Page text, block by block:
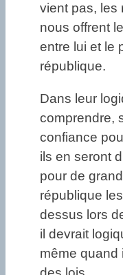
vient pas, les
nous offrent
entre lui et le
république.
Dans leur
comprendre,
confiance
ils en seront
pour de
république
dessus lors
il devrait
même quand